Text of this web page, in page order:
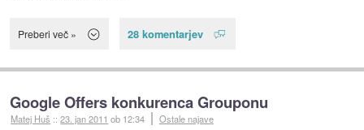
Preberi več » 28 komentarjev
Google Offers konkurenca Grouponu
Matej Huš ::23. jan 2011 ob 12:34 Ostale najave